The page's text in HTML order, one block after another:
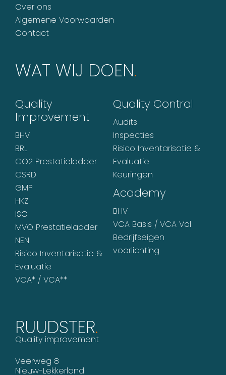
Over ons
Algemene Voorwaarden
Contact
WAT WIJ DOEN.
Quality
Improvement
BHV
BRL
CO2 Prestatieladder
CSRD
GMP
HKZ
ISO
MVO Prestatieladder
NEN
Risico Inventarisatie &
Evaluatie
VCA* / VCA**
Quality Control
Audits
Inspecties
Risico Inventarisatie &
Evaluatie
Keuringen
Academy
BHV
VCA Basis / VCA Vol
Bedrijfseigen
voorlichting
RUUDSTER.
Quality improvement
Veerweg 8
Nieuw-Lekkerland